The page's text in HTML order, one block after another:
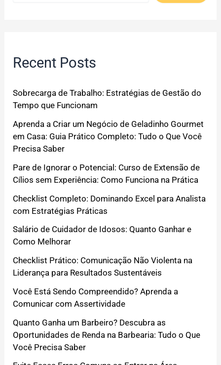
Recent Posts
Sobrecarga de Trabalho: Estratégias de Gestão do
Tempo que Funcionam
Aprenda a Criar um Negócio de Geladinho Gourmet
em Casa: Guia Prático Completo: Tudo o Que Você
Precisa Saber
Pare de Ignorar o Potencial: Curso de Extensão de
Cílios sem Experiência: Como Funciona na Prática
Checklist Completo: Dominando Excel para Analista
com Estratégias Práticas
Salário de Cuidador de Idosos: Quanto Ganhar e
Como Melhorar
Checklist Prático: Comunicação Não Violenta na
Liderança para Resultados Sustentáveis
Você Está Sendo Compreendido? Aprenda a
Comunicar com Assertividade
Quanto Ganha um Barbeiro? Descubra as
Oportunidades de Renda na Barbearia: Tudo o Que
Você Precisa Saber